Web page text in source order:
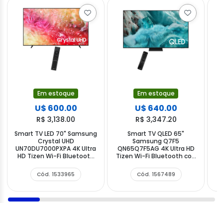
Em estoque
U$ 600.00
R$ 3,138.00
Smart TV LED 70" Samsung
Crystal UHD
UN70DU7000PXPA 4K Ultra
HD Tizen Wi-Fi Bluetooth
Cód. 1533965
Em estoque
U$ 640.00
R$ 3,347.20
Smart TV QLED 65"
Samsung Q7F5
QN65Q7F5AG 4K Ultra HD
Tizen Wi-Fi Bluetooth con
Cód. 1567489